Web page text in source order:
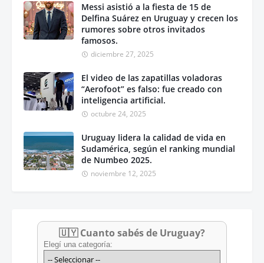
Messi asistió a la fiesta de 15 de
Delfina Suárez en Uruguay y crecen los
rumores sobre otros invitados
famosos.
diciembre 27, 2025
El video de las zapatillas voladoras
“Aerofoot” es falso: fue creado con
inteligencia artificial.
octubre 24, 2025
Uruguay lidera la calidad de vida en
Sudamérica, según el ranking mundial
de Numbeo 2025.
noviembre 12, 2025
🇺🇾 Cuanto sabés de Uruguay?
Elegí una categoría: